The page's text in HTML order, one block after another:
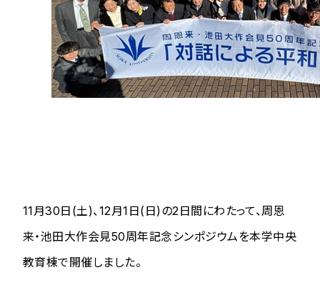
11月30日(土)、12月1日(日)の2日間にわたって、周恩
来・池田大作会見50周年記念シンポジウムを本学中央
教育棟で開催しました。